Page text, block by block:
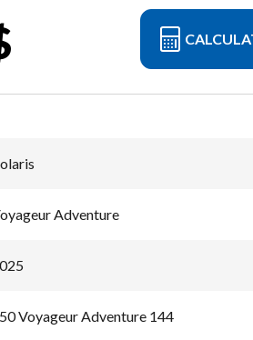
Adventure
Voyageur Adventure 144